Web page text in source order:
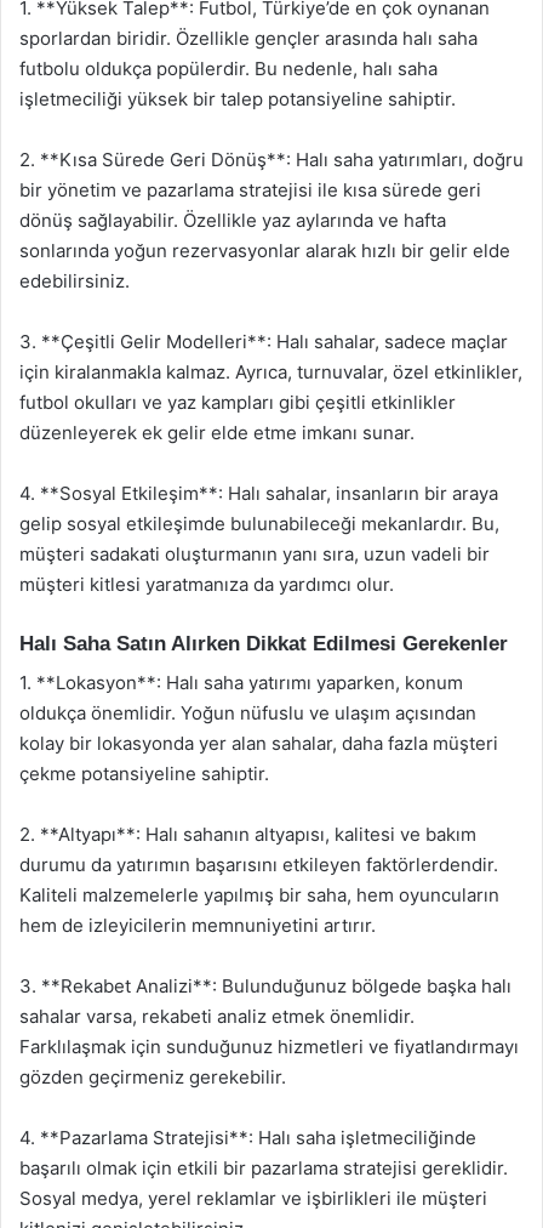
1. **Yüksek Talep**: Futbol, Türkiye’de en çok oynanan
sporlardan biridir. Özellikle gençler arasında halı saha
futbolu oldukça popülerdir. Bu nedenle, halı saha
işletmeciliği yüksek bir talep potansiyeline sahiptir.
2. **Kısa Sürede Geri Dönüş**: Halı saha yatırımları, doğru
bir yönetim ve pazarlama stratejisi ile kısa sürede geri
dönüş sağlayabilir. Özellikle yaz aylarında ve hafta
sonlarında yoğun rezervasyonlar alarak hızlı bir gelir elde
edebilirsiniz.
3. **Çeşitli Gelir Modelleri**: Halı sahalar, sadece maçlar
için kiralanmakla kalmaz. Ayrıca, turnuvalar, özel etkinlikler,
futbol okulları ve yaz kampları gibi çeşitli etkinlikler
düzenleyerek ek gelir elde etme imkanı sunar.
4. **Sosyal Etkileşim**: Halı sahalar, insanların bir araya
gelip sosyal etkileşimde bulunabileceği mekanlardır. Bu,
müşteri sadakati oluşturmanın yanı sıra, uzun vadeli bir
müşteri kitlesi yaratmanıza da yardımcı olur.
Halı Saha Satın Alırken Dikkat Edilmesi Gerekenler
1. **Lokasyon**: Halı saha yatırımı yaparken, konum
oldukça önemlidir. Yoğun nüfuslu ve ulaşım açısından
kolay bir lokasyonda yer alan sahalar, daha fazla müşteri
çekme potansiyeline sahiptir.
2. **Altyapı**: Halı sahanın altyapısı, kalitesi ve bakım
durumu da yatırımın başarısını etkileyen faktörlerdendir.
Kaliteli malzemelerle yapılmış bir saha, hem oyuncuların
hem de izleyicilerin memnuniyetini artırır.
3. **Rekabet Analizi**: Bulunduğunuz bölgede başka halı
sahalar varsa, rekabeti analiz etmek önemlidir.
Farklılaşmak için sunduğunuz hizmetleri ve fiyatlandırmayı
gözden geçirmeniz gerekebilir.
4. **Pazarlama Stratejisi**: Halı saha işletmeciliğinde
başarılı olmak için etkili bir pazarlama stratejisi gereklidir.
Sosyal medya, yerel reklamlar ve işbirlikleri ile müşteri